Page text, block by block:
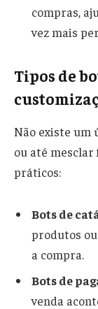
compras,
vez mais
Tipos de
Não existe um
ou até mesclar
práticos:
Bots de
produtos
a compra.
Bots de
venda